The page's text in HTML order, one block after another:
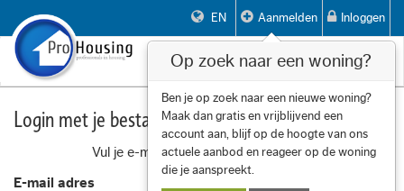
EN Aanmelden Inloggen
Toggle
Login met je bestaande account
Vul je e-mail adres en wachtwoord in
E-mail adres
Op zoek naar een woning?
Ben je op zoek naar een nieuwe woning?
Maak dan gratis en vrijblijvend een
account aan, blijf op de hoogte van ons
actuele aanbod en reageer op de woning
die je aanspreekt.